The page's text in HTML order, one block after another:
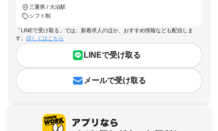
三重県 / 大泊駅
シフト制
「LINEで受け取る」では、新着求人のほか、おすすめ情報なども配信しま
す。 詳しくはこちら
LINEで受け取る
メールで受け取る